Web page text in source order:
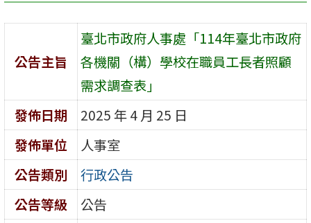
公告主旨
臺北市政府人事處「114年臺北市政府
各機關（構）學校在職員工長者照顧
需求調查表」
發佈日期
2025 年 4 月 25 日
發佈單位
人事室
公告類別
行政公告
公告等級
公告